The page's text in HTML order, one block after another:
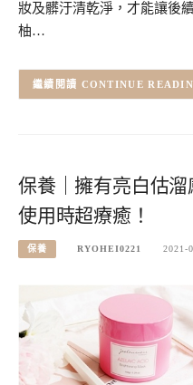
妝及髒汙清乾淨，才能讓後
柚…
CONTINUE
保養｜擁有亮白估
使用時超療癒！
保養 RYOHEI0221 2021-